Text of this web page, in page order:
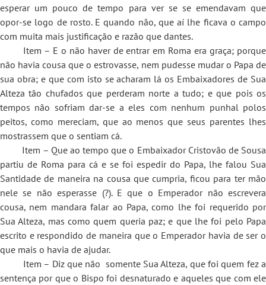
esperar um pouco de tempo para ver se se emendavam que
opor-se logo de rosto. E quando não, que aí lhe ficava o campo
com muita mais justificação e razão que dantes.
Item – E o não haver de entrar em Roma era graça; porque
não havia cousa que o estrovasse, nem pudesse mudar o Papa de
sua obra; e que com isto se acharam lá os Embaixadores de Sua
Alteza tão chufados que perderam norte a tudo; e que pois os
tempos não sofriam dar-se a eles com nenhum punhal polos
peitos, como mereciam, que ao menos que seus parentes lhes
mostrassem que o sentiam cá.
Item – Que ao tempo que o Embaixador Cristovão de Sousa
partiu de Roma para cá e se foi espedir do Papa, lhe falou Sua
Santidade de maneira na cousa que cumpria, ficou para ter mão
nele se não esperasse (?). E que o Emperador não escrevera
cousa, nem mandara falar ao Papa, como lhe foi requerido por
Sua Alteza, mas como quem queria paz; e que lhe foi pelo Papa
escrito e respondido de maneira que o Emperador havia de ser o
que mais o havia de ajudar.
Item – Diz que não somente Sua Alteza, que foi quem fez a
sentença por que o Bispo foi desnaturado e aqueles que com ele